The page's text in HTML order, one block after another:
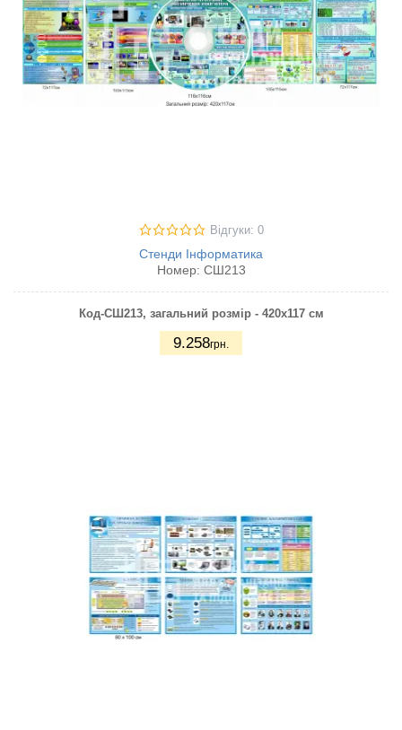
Відгуки: 0
Стенди Інформатика
Номер: СШ213
Код-СШ213, загальний розмір - 420х117 см
9.258грн.